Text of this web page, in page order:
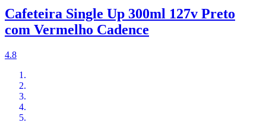
Cafeteira Single Up 300ml 127v Preto
com Vermelho Cadence
4.8